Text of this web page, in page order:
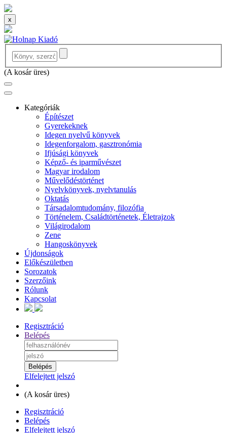
x
(A kosár üres)
Kategóriák
Építészet
Gyerekeknek
Idegen nyelvű könyvek
Idegenforgalom, gasztronómia
Ifjúsági könyvek
Képző- és iparművészet
Magyar irodalom
Művelődéstörténet
Nyelvkönyvek, nyelvtanulás
Oktatás
Társadalomtudomány, filozófia
Történelem, Családtörténetek, Életrajzok
Világirodalom
Zene
Hangoskönyvek
Újdonságok
Előkészületben
Sorozatok
Szerzőink
Rólunk
Kapcsolat
Regisztráció
Belépés
Elfelejtett jelszó
(A kosár üres)
Regisztráció
Belépés
Elfelejtett jelszó